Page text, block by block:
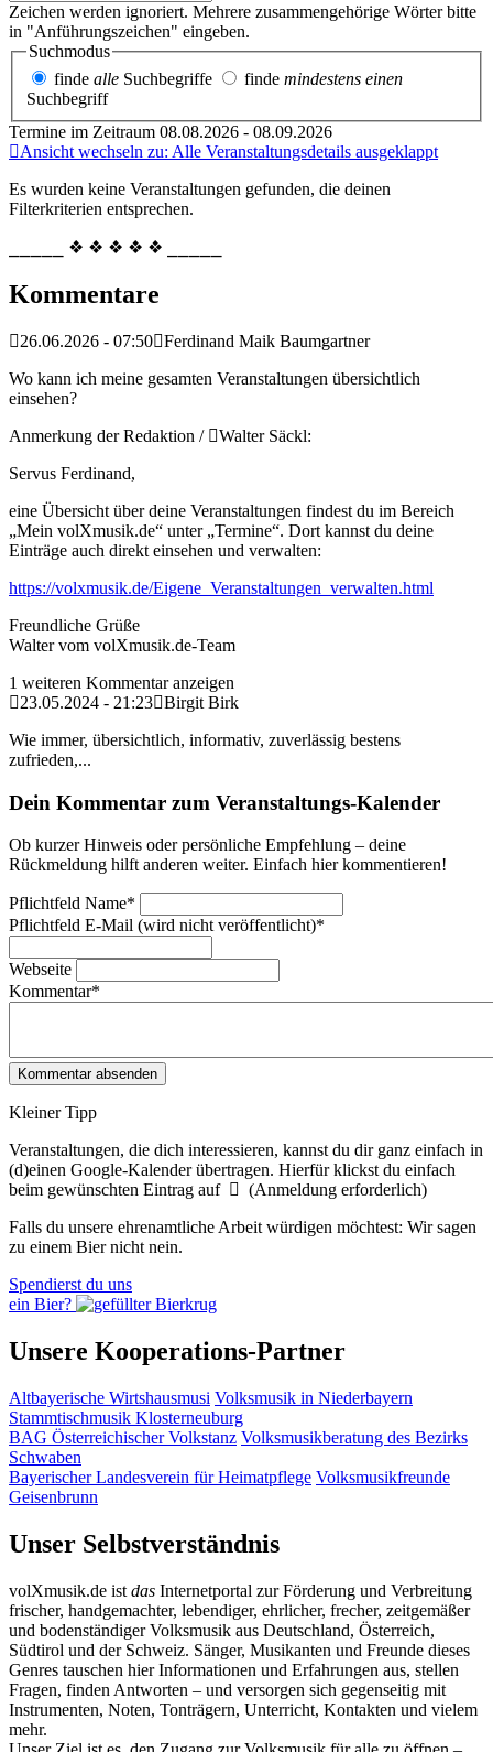
Zeichen werden ignoriert. Mehrere zusammengehörige Wörter bitte
in "Anführungszeichen" eingeben.
Suchmodus
finde alle Suchbegriffe finde mindestens einen
Suchbegriff
Termine im Zeitraum 08.08.2026 - 08.09.2026
Ansicht wechseln zu: Alle Veranstaltungsdetails ausgeklappt
Es wurden keine Veranstaltungen gefunden, die deinen
Filterkriterien entsprechen.
⎯⎯⎯⎯⎯ ❖ ❖ ❖ ❖ ❖ ⎯⎯⎯⎯⎯
Kommentare
26.06.2026 - 07:50 Ferdinand Maik Baumgartner
Wo kann ich meine gesamten Veranstaltungen übersichtlich
einsehen?
Anmerkung der Redaktion /
Walter Säckl:
Servus Ferdinand,
eine Übersicht über deine Veranstaltungen findest du im Bereich
„Mein volXmusik.de“ unter „Termine“. Dort kannst du deine
Einträge auch direkt einsehen und verwalten:
https://volxmusik.de/Eigene_Veranstaltungen_verwalten.html
Freundliche Grüße
Walter vom volXmusik.de-Team
1 weiteren Kommentar anzeigen
23.05.2024 - 21:23 Birgit Birk
Wie immer, übersichtlich, informativ, zuverlässig bestens
zufrieden,...
Dein Kommentar zum Veranstaltungs-Kalender
Ob kurzer Hinweis oder persönliche Empfehlung – deine
Rückmeldung hilft anderen weiter. Einfach hier kommentieren!
Pflichtfeld Name*
Pflichtfeld E-Mail (wird nicht veröffentlicht)*
Webseite
Kommentar*
Kleiner Tipp
Veranstaltungen, die dich interessieren, kannst du dir ganz einfach in
(d)einen Google-Kalender übertragen. Hierfür klickst du einfach
beim gewünschten Eintrag auf
(Anmeldung erforderlich)
Falls du unsere ehrenamtliche Arbeit würdigen möchtest: Wir sagen
zu einem Bier nicht nein.
Spendierst du uns
ein Bier?
Unsere Kooperations-Partner
Altbayerische Wirtshausmusi Volksmusik in Niederbayern
Stammtischmusik Klosterneuburg
BAG Österreichischer Volkstanz Volksmusikberatung des Bezirks
Schwaben
Bayerischer Landesverein für Heimatpflege Volksmusikfreunde
Geisenbrunn
Unser Selbstverständnis
volXmusik.de ist das Internetportal zur Förderung und Verbreitung
frischer, handgemachter, lebendiger, ehrlicher, frecher, zeitgemäßer
und bodenständiger Volksmusik aus Deutschland, Österreich,
Südtirol und der Schweiz. Sänger, Musikanten und Freunde dieses
Genres tauschen hier Informationen und Erfahrungen aus, stellen
Fragen, finden Antworten – und versorgen sich gegenseitig mit
Instrumenten, Noten, Tonträgern, Unterricht, Kontakten und vielem
mehr.